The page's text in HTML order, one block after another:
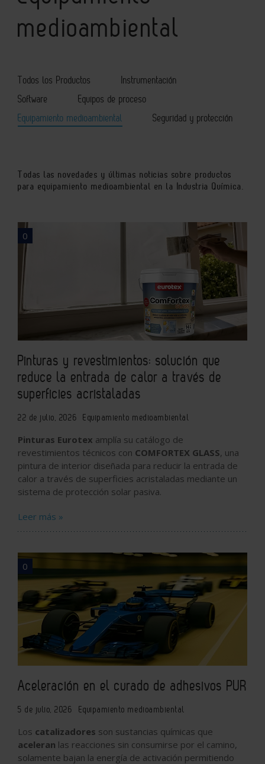
medioambiental
Todos los Productos
Instrumentación
Software
Equipos de proceso
Equipamiento medioambiental
Seguridad y protección
Todas las novedades y últimas noticias sobre productos
para equipamiento medioambiental en la Industria Química.
0
Pinturas y revestimientos: solución que
reduce la entrada de calor a través de
superficies acristaladas
22 de julio, 2026 Equipamiento medioambiental
Pinturas Eurotex amplía su catálogo de
revestimientos técnicos con COMFORTEX GLASS, una
pintura de interior diseñada para reducir la entrada de
calor a través de superficies acristaladas mediante un
sistema de protección solar pasiva.
Leer más »
0
Aceleración en el curado de adhesivos PUR
5 de julio, 2026 Equipamiento medioambiental
Los catalizadores son sustancias químicas que
aceleran las reacciones sin consumirse por el camino,
solamente bajan la energía de activación permitiendo